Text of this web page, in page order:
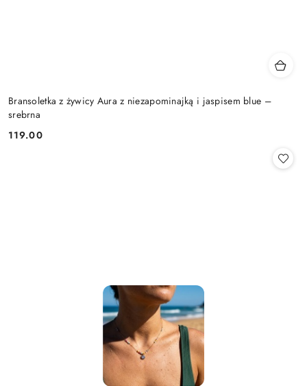
Bransoletka z żywicy Aura z niezapominajką i jaspisem blue –
srebrna
Cena:
119.00